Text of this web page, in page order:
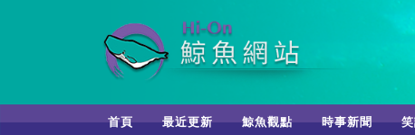
首頁 最近更新 鯨魚觀點 時事新聞